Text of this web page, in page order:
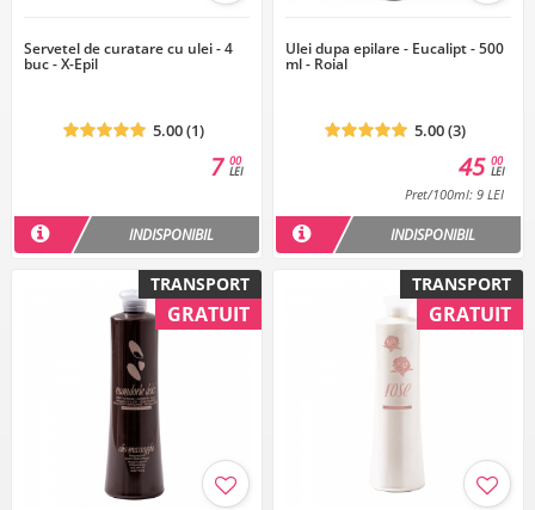
Servetel de curatare cu ulei - 4
buc - X-Epil
5.00 (1)
00
LEI
7
INDISPONIBIL
Ulei dupa epilare - Eucalipt - 500
ml - Roial
5.00 (3)
00
LEI
45
Pret/100ml: 9 LEI
INDISPONIBIL
TRANSPORT
GRATUIT
TRANSPORT
GRATUIT